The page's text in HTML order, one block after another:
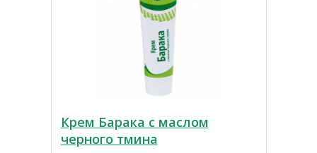
Крем Барака с маслом
черного тмина